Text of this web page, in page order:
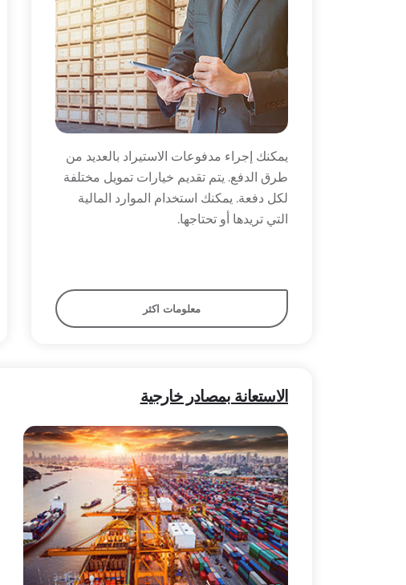
يمكنك إجراء مدفوعات الاستيراد بالعديد من
طرق الدفع. يتم تقديم خيارات تمويل مختلفة
لكل دفعة. يمكنك استخدام الموارد المالية
التي تريدها أو تحتاجها.
معلومات اكثر
الاستعانة بمصادر خارجية